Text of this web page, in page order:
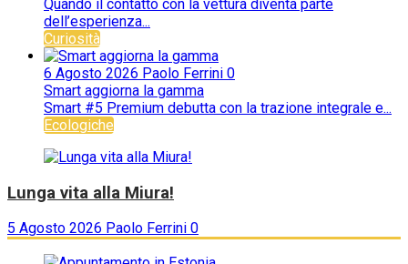
Quando il contatto con la vettura diventa parte
dell’esperienza...
Curiosità
6 Agosto 2026 Paolo Ferrini 0
Smart aggiorna la gamma
Smart #5 Premium debutta con la trazione integrale e...
Ecologiche
Lunga vita alla Miura!
5 Agosto 2026 Paolo Ferrini 0